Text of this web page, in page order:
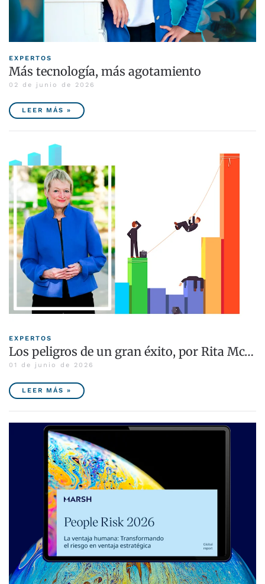
EXPERTOS
Más tecnología, más agotamiento
02 de junio de 2026
LEER MÁS »
EXPERTOS
Los peligros de un gran éxito, por Rita Mc…
01 de junio de 2026
LEER MÁS »